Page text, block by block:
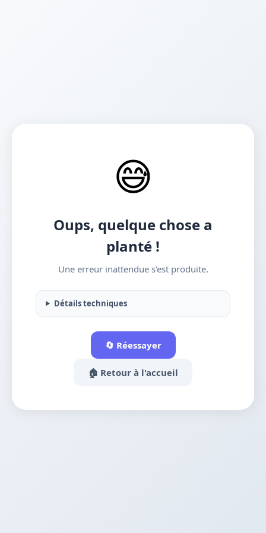
😅
Oups, quelque chose a
planté !
Une erreur inattendue s'est produite.
Détails techniques
🔄 Réessayer
🏠 Retour à l'accueil